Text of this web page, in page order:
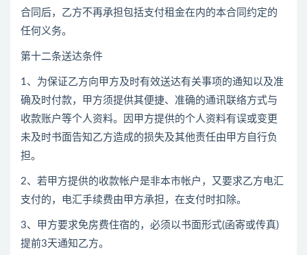
合同后，乙方不再承担包括支付租金在内的本合同约定的
任何义务。
第十二条送达条件
1、为保证乙方向甲方及时有效送达有关事项的通知以及准
确及时付款，甲方须提供其便捷、准确的通讯联络方式与
收款账户等个人资料。因甲方提供的个人资料有误或变更
未及时书面告知乙方造成的损失及其他责任由甲方自行负
担。
2、若甲方提供的收款帐户是非本市帐户，又要求乙方电汇
支付的，电汇手续费由甲方承担，在支付时扣除。
3、甲方要求免房费住宿的，必须以书面形式(函寄或传真)
提前3天通知乙方。